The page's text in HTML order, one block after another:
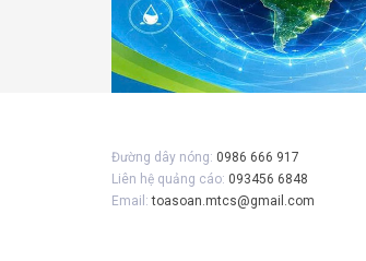
Đường dây nóng: 0986 666 917
Liên hệ quảng cáo: 093456 6848
Email:toasoan.mtcs@gmail.com